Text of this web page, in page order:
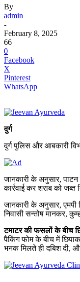
By
admin
-
February 8, 2025
66
0
Facebook
X
Pinterest
WhatsApp
दुर्ग
दुर्ग पुलिस और आबकारी
जानकारी के अनुसार, पाटन
कार्रवाई कर शराब को
जानकारी के अनुसार, एमपी
निवासी सन्तोष मानकर,
टमाटर की फसलों के बीच
पैकिंग फोम के बीच में
भनक मिलते ही दबिश दी,